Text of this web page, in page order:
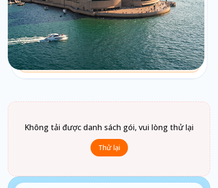
2
Loại gói
Theo ngày
Chưa biết chọn loại gói nào?
Bấm vàoLoại góiđể xem gợi ý phù hợp theo nhu cầu sử
dụng.
Không tải được danh sách gói, vui lòng thử lại
Thử lại